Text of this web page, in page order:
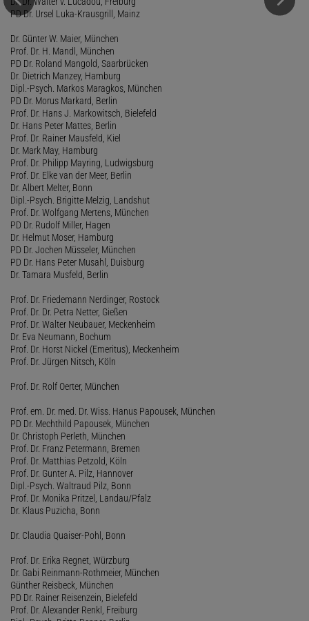
PD Dr. Ursel Luka-Krausgrill, Mainz
Dr. Günter W. Maier, München
Prof. Dr. H. Mandl, München
PD Dr. Roland Mangold, Saarbrücken
Dr. Dietrich Manzey, Hamburg
Dipl.-Psych. Markos Maragkos, München
PD Dr. Morus Markard, Berlin
Prof. Dr. Hans J. Markowitsch, Bielefeld
Dr. Hans Peter Mattes, Berlin
Prof. Dr. Rainer Mausfeld, Kiel
Dr. Mark May, Hamburg
Prof. Dr. Philipp Mayring, Ludwigsburg
Prof. Dr. Elke van der Meer, Berlin
Dr. Albert Melter, Bonn
Dipl.-Psych. Brigitte Melzig, Landshut
Prof. Dr. Wolfgang Mertens, München
PD Dr. Rudolf Miller, Hagen
Dr. Helmut Moser, Hamburg
PD Dr. Jochen Müsseler, München
PD Dr. Hans Peter Musahl, Duisburg
Dr. Tamara Musfeld, Berlin
Prof. Dr. Friedemann Nerdinger, Rostock
Prof. Dr. Dr. Petra Netter, Gießen
Prof. Dr. Walter Neubauer, Meckenheim
Dr. Eva Neumann, Bochum
Prof. Dr. Horst Nickel (Emeritus), Meckenheim
Prof. Dr. Jürgen Nitsch, Köln
Prof. Dr. Rolf Oerter, München
Prof. em. Dr. med. Dr. Wiss. Hanus Papousek, München
PD Dr. Mechthild Papousek, München
Dr. Christoph Perleth, München
Prof. Dr. Franz Petermann, Bremen
Prof. Dr. Matthias Petzold, Köln
Prof. Dr. Gunter A. Pilz, Hannover
Dipl.-Psych. Waltraud Pilz, Bonn
Prof. Dr. Monika Pritzel, Landau/Pfalz
Dr. Klaus Puzicha, Bonn
Dr. Claudia Quaiser-Pohl, Bonn
Prof. Dr. Erika Regnet, Würzburg
Dr. Gabi Reinmann-Rothmeier, München
Günther Reisbeck, München
PD Dr. Rainer Reisenzein, Bielefeld
Prof. Dr. Alexander Renkl, Freiburg